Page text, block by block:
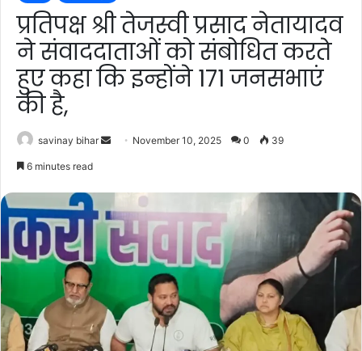
प्रतिपक्ष श्री तेजस्वी प्रसाद नेतायादव
ने संवाददाताओं को संबोधित करते
हुए कहा कि इन्होंने 171 जनसभाएं
की है,
savinay bihar
SendNovember 10, 2025 0 39
6 minutes read